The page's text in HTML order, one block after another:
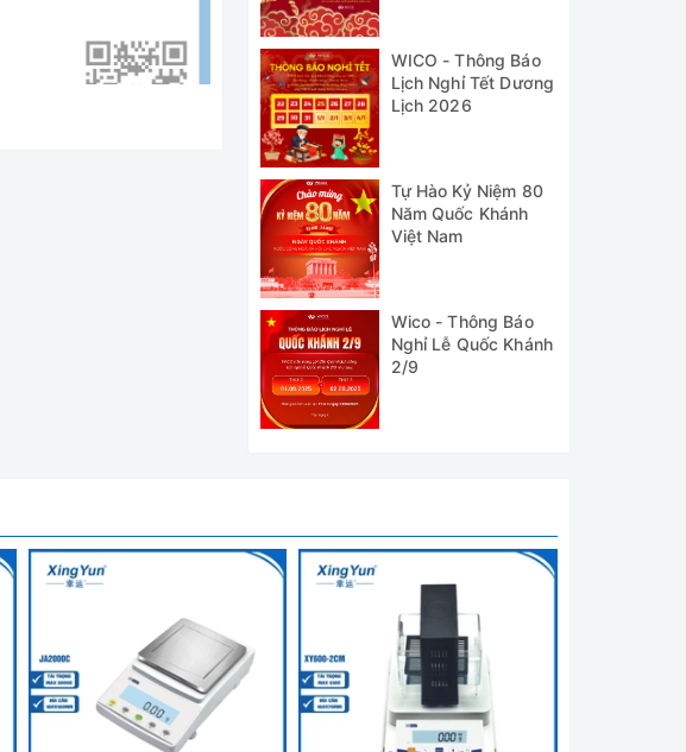
WICO - Thông Báo
Lịch Nghỉ Tết Dương
Lịch 2026
Tự Hào Kỷ Niệm 80
Năm Quốc Khánh
Việt Nam
Wico - Thông Báo
Nghỉ Lễ Quốc Khánh
2/9